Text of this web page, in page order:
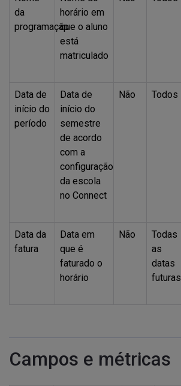
da
programação
horário em
que o aluno
está
matriculado
Data de
início do
período
Data de
início do
semestre
de acordo
com a
configuração
da escola
no Connect
Não Todos
Data da
fatura
Data em
que é
faturado o
horário
Não
Todas
as
datas
futuras
Campos e métricas